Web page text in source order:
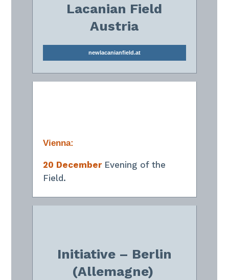
Lacanian Field
Austria
newlacanianfield.at
Vienna:
20 December Evening of the
Field.
Initiative – Berlin
(Allemagne)